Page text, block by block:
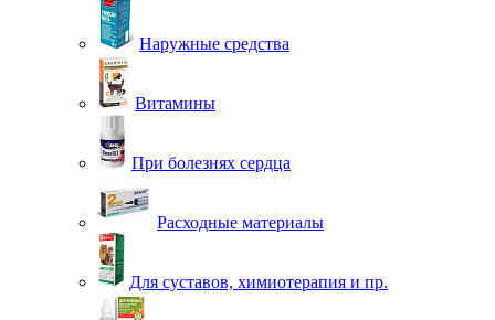
Наружные средства
Витамины
При болезнях сердца
Расходные материалы
Для суставов, химиотерапия и пр.